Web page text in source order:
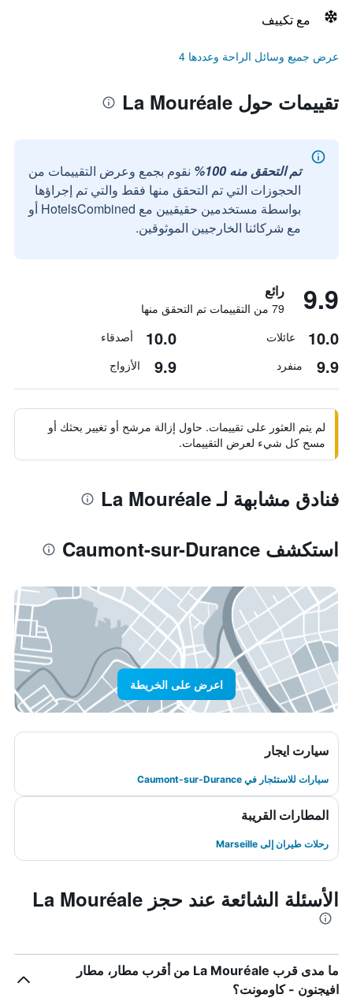
مع تكييف
عرض جميع وسائل الراحة وعددها 4
تقييمات حول La Mouréale
تم التحقق منه 100%
نقوم بجمع وعرض التقييمات من
الحجوزات التي تم التحقق منها فقط والتي تم إجراؤها
بواسطة مستخدمين حقيقيين مع HotelsCombined أو
مع شركائنا الخارجيين الموثوقين.
9.9 رائع
79 من التقييمات تم التحقق منها
10.0 عائلات 10.0 أصدقاء
9.9 منفرد 9.9 الأزواج
لم يتم العثور على تقييمات. حاول إزالة مرشح أو تغيير بحثك أو
مسح كل شيء لعرض التقييمات.
فنادق مشابهة لـ La Mouréale
استكشف Caumont-sur-Durance
اعرض على الخريطة
سيارت ايجار
سيارات للاستئجار في Caumont-sur-Durance
المطارات القريبة
رحلات طيران إلى Marseille
الأسئلة الشائعة عند حجز La Mouréale
ما مدى قرب La Mouréale من أقرب مطار، مطار
افيجنون - كاومونت؟